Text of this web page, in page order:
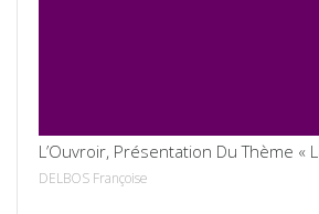
L’Ouvroir, Présentation Du Thème «
DELBOS Françoise